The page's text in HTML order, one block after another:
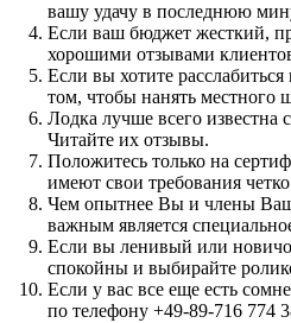
вашу удачу в последнюю
Если ваш бюджет жесткий,
хорошими отзывами
Если вы хотите
том, чтобы нанять местного
Лодка лучше всего известна
Читайте их отзывы.
Положитесь только на
имеют свои требования
Чем опытнее Вы и члены
важным является
Если вы ленивый или
спокойны и выбирайте
Если у вас все еще есть
по телефону +49-89-716 774